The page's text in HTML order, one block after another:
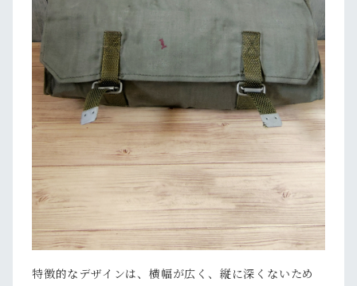
特徴的なデザインは、横幅が広く、縦に深くないため